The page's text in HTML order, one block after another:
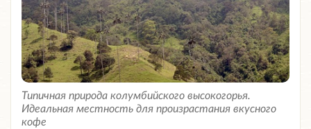
Типичная природа колумбийского высокогорья.
Идеальная местность для произрастания вкусного
кофе